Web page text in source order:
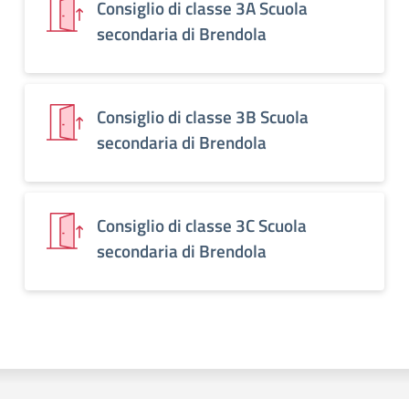
Consiglio di classe 3A Scuola
secondaria di Brendola
Consiglio di classe 3B Scuola
secondaria di Brendola
Consiglio di classe 3C Scuola
secondaria di Brendola